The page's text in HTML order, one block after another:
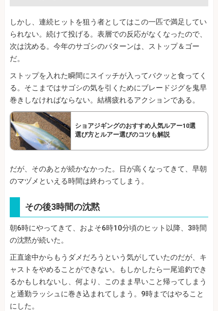
しかし、連続ヒットを狙う者としてはこの一匹で満足してい
られない。続けて投げる。表層での反応がなくなったので、
次は沈める。今年のサゴシのパターンは、ストップ＆ゴー
だ。
ストップを入れた瞬間にスイッチが入ってバクッと食ってく
る。そこまではサゴシの気を引くためにブレードジグを鬼早
巻きしなければならない。結構疲れるアクションである。
ショアジギングのおすすめ人気ルアー10選
選び方とルアー選びのコツも解説
だが、そのあとが続かなかった。日が高くなってきて、早朝
のマヅメといえる時間は終わってしまう。
その後3時間の沈黙
朝6時にやってきて、およそ6時10分頃のヒット以降、3時間
の沈黙が続いた。
正直途中からもうダメだろうという気がしていたのだが、キ
ャストをやめることができない。もしかしたら一尾追釣でき
るかもしれないし、何より、このまま早いこと帰ってしまう
と通勤ラッシュに巻き込まれてしまう。9時まではやること
にした。